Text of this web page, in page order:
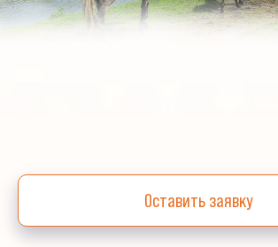
Оставить заявку